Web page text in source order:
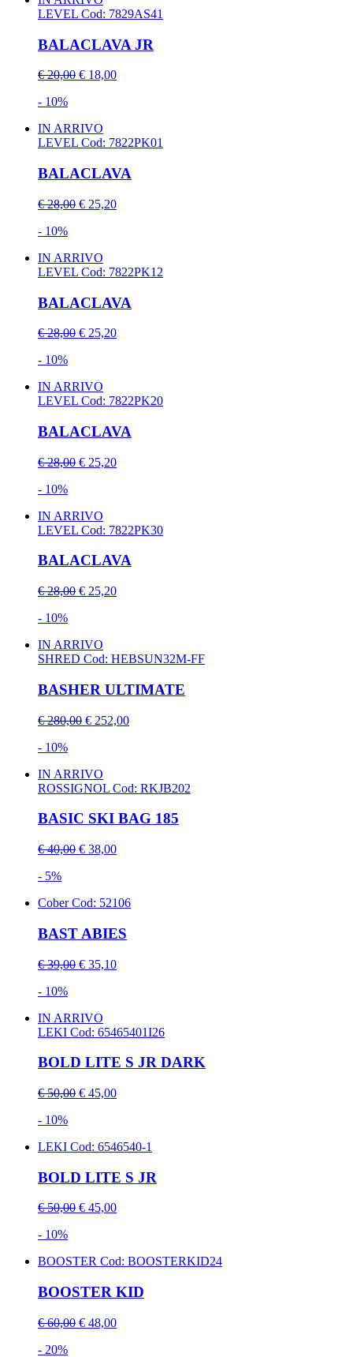
LEVEL Cod: 7829AS41
BALACLAVA JR
€ 20,00 € 18,00
- 10%
IN ARRIVO
LEVEL Cod: 7822PK01
BALACLAVA
€ 28,00 € 25,20
- 10%
IN ARRIVO
LEVEL Cod: 7822PK12
BALACLAVA
€ 28,00 € 25,20
- 10%
IN ARRIVO
LEVEL Cod: 7822PK20
BALACLAVA
€ 28,00 € 25,20
- 10%
IN ARRIVO
LEVEL Cod: 7822PK30
BALACLAVA
€ 28,00 € 25,20
- 10%
IN ARRIVO
SHRED Cod: HEBSUN32M-FF
BASHER ULTIMATE
€ 280,00 € 252,00
- 10%
IN ARRIVO
ROSSIGNOL Cod: RKJB202
BASIC SKI BAG 185
€ 40,00 € 38,00
- 5%
CoberCod: 52106
BAST ABIES
€ 39,00 € 35,10
- 10%
IN ARRIVO
LEKI Cod: 65465401I26
BOLD LITE S JR DARK
€ 50,00 € 45,00
- 10%
LEKI Cod: 6546540-1
BOLD LITE S JR
€ 50,00 € 45,00
- 10%
BOOSTER Cod: BOOSTERKID24
BOOSTER KID
€ 60,00 € 48,00
- 20%